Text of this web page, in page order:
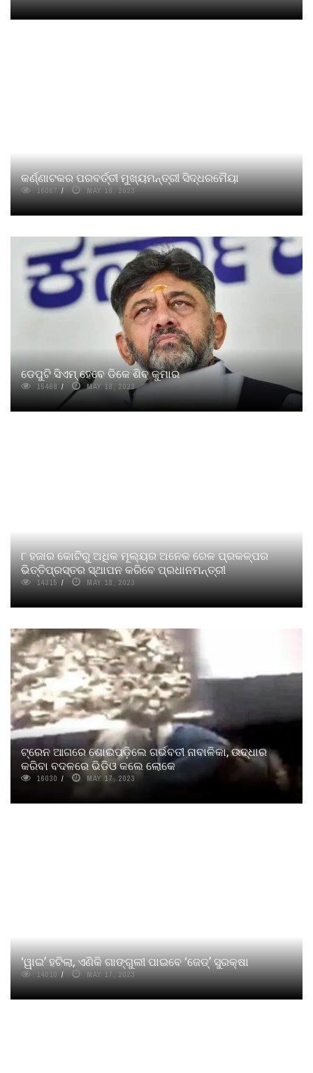
କର୍ଣ୍ଣାଟକର ପରବର୍ତ୍ତୀ ମୁଖ୍ୟମନ୍ତ୍ରୀ ସିଦ୍ଧରମୈୟା
16067 MAY 18, 2023
ଡେପୁଟି ସିଏମ୍‌ ହେବେ ଡିକେ ଶିବ କୁମାର
15468 MAY 18, 2023
୮ ହଜାର କୋଟିରୁ ଅଧିକ ମୂଲ୍ୟର ଅନେକ ରେଳ ପ୍ରକଳ୍ପର
ଭିତ୍ତିପ୍ରସ୍ତର ସ୍ଥାପନ କରିବେ ପ୍ରଧାନମନ୍ତ୍ରୀ
14315 MAY 18, 2023
ଟ୍ରେନ ଆଗରେ ଶୋଇପଡ଼ିଲେ ଗର୍ଭବତୀ ନାବାଳିକା, ଉଦ୍ଧାର
କରିବା ବଦଳରେ ଭିଡିଓ କଲେ ଲୋକେ
16030 MAY 17, 2023
‘ୱାଇ’ ହଟିଲା, ଏଣିକି ଗାଙ୍ଗୁଲୀ ପାଇବେ ‘ଜେଡ୍‌’ ସୁରକ୍ଷା
14010 MAY 17, 2023